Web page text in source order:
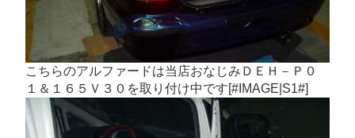
こちらのアルファードは当店おなじみＤＥＨ－Ｐ０
１＆１６５Ｖ３０を取り付け中です[#IMAGE|S1#]